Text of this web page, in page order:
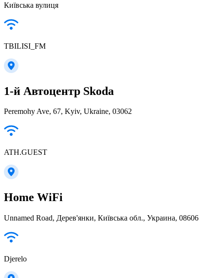
Київська вулиця
TBILISI_FM
1-й Автоцентр Skoda
Peremohy Ave, 67, Kyiv, Ukraine, 03062
ATH.GUEST
Home WiFi
Unnamed Road, Дерев'янки, Київська обл., Украина, 08606
Djerelo